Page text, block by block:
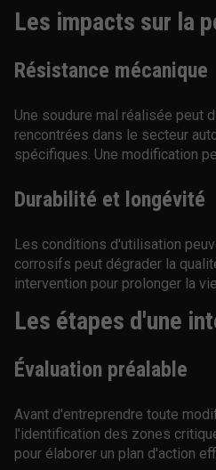
Les impacts sur la
Résistance mécanique
Une soudure mal réalisée peut
rencontrées dans le secteur
spécifiques. Une modification
Durabilité et longévité
Les conditions d'utilisation
corrosifs peut dégrader la
intervention pour prolonger la
Les étapes d'une
Évaluation préalable
Avant d'entreprendre toute
l'identification des zones
pour élaborer un plan d'action